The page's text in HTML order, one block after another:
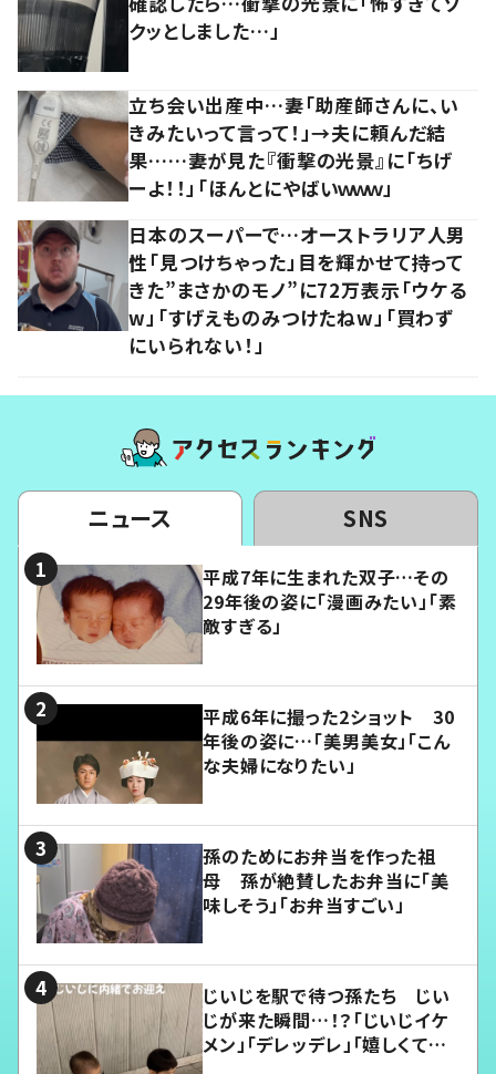
クッとしました…」
立ち会い出産中…妻「助産師さんに、い
きみたいって言って！」→夫に頼んだ結
果……妻が見た『衝撃の光景』に「ちげ
ーよ！！」「ほんとにやばいｗｗｗ」
日本のスーパーで…オーストラリア人男
性「見つけちゃった」目を輝かせて持って
きた”まさかのモノ”に72万表示「ウケる
w」「すげえものみつけたねw」「買わず
にいられない！」
ニュース SNS
平成7年に生まれた双子…その
29年後の姿に「漫画みたい」「素
敵すぎる」
平成6年に撮った2ショット 30
年後の姿に…「美男美女」「こん
な夫婦になりたい」
孫のためにお弁当を作った祖
母 孫が絶賛したお弁当に「美
味しそう」「お弁当すごい」
じいじを駅で待つ孫たち じい
じが来た瞬間…！？「じいじイケ
メン」「デレッデレ」「嬉しくて可